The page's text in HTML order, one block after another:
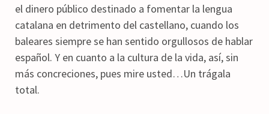
el dinero público destinado a fomentar la lengua
catalana en detrimento del castellano, cuando los
baleares siempre se han sentido orgullosos de hablar
español. Y en cuanto a la cultura de la vida, así, sin
más concreciones, pues mire usted…Un trágala
total.